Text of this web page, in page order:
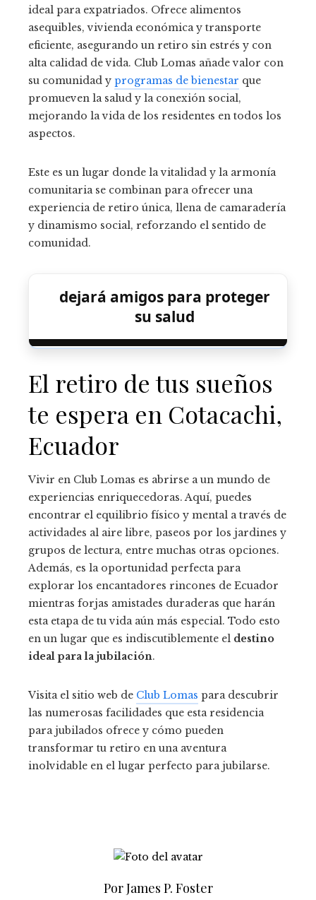
ideal para expatriados. Ofrece alimentos
asequibles, vivienda económica y transporte
eficiente, asegurando un retiro sin estrés y con
alta calidad de vida. Club Lomas añade valor con
su comunidad y programas de bienestar que
promueven la salud y la conexión social,
mejorando la vida de los residentes en todos los
aspectos.
Este es un lugar donde la vitalidad y la armonía
comunitaria se combinan para ofrecer una
experiencia de retiro única, llena de camaradería
y dinamismo social, reforzando el sentido de
comunidad.
dejará amigos para proteger
su salud
El retiro de tus sueños
te espera en Cotacachi,
Ecuador
Vivir en Club Lomas es abrirse a un mundo de
experiencias enriquecedoras. Aquí, puedes
encontrar el equilibrio físico y mental a través de
actividades al aire libre, paseos por los jardines y
grupos de lectura, entre muchas otras opciones.
Además, es la oportunidad perfecta para
explorar los encantadores rincones de Ecuador
mientras forjas amistades duraderas que harán
esta etapa de tu vida aún más especial. Todo esto
en un lugar que es indiscutiblemente el destino
ideal para la jubilación.
Visita el sitio web de Club Lomas para descubrir
las numerosas facilidades que esta residencia
para jubilados ofrece y cómo pueden
transformar tu retiro en una aventura
inolvidable en el lugar perfecto para jubilarse.
Por James P. Foster